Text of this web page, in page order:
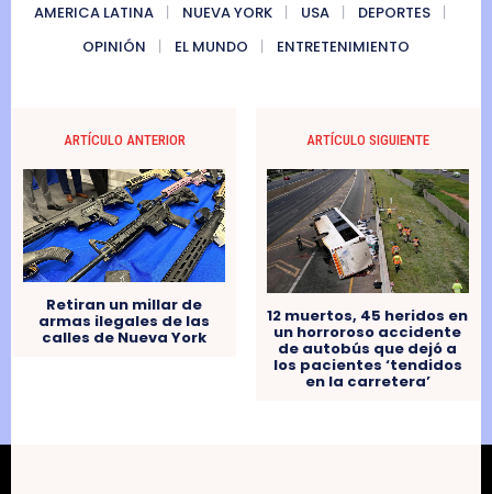
AMERICA LATINA NUEVA YORK USA
DEPORTES
OPINIÓN
EL MUNDO ENTRETENIMIENTO
ARTÍCULO ANTERIOR
Retiran un millar de
armas ilegales de las
calles de Nueva York
ARTÍCULO SIGUIENTE
12 muertos, 45 heridos en
un horroroso accidente
de autobús que dejó a
los pacientes ‘tendidos
en la carretera’